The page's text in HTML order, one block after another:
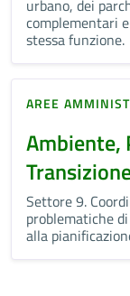
urbano, dei
complementari
stessa funzione.
AREE
Ambiente,
Settore 9.
problematiche
alla